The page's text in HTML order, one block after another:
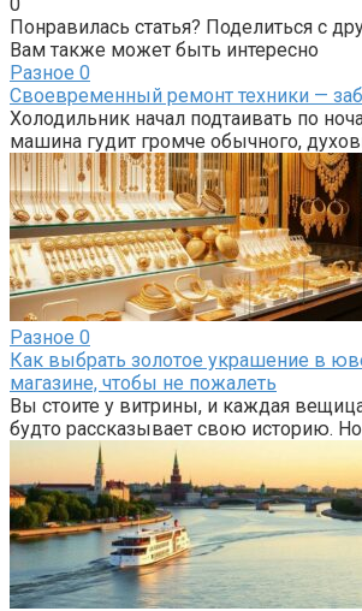
Понравилась статья? Поделиться с
Вам также может быть интересно
Разное 0
Своевременный ремонт техники —
Холодильник начал подтаивать по
машина гудит громче обычного,
Разное 0
Как выбрать золотое украшение в
магазине, чтобы не пожалеть
Вы стоите у витрины, и каждая вещица
будто рассказывает свою историю. Но